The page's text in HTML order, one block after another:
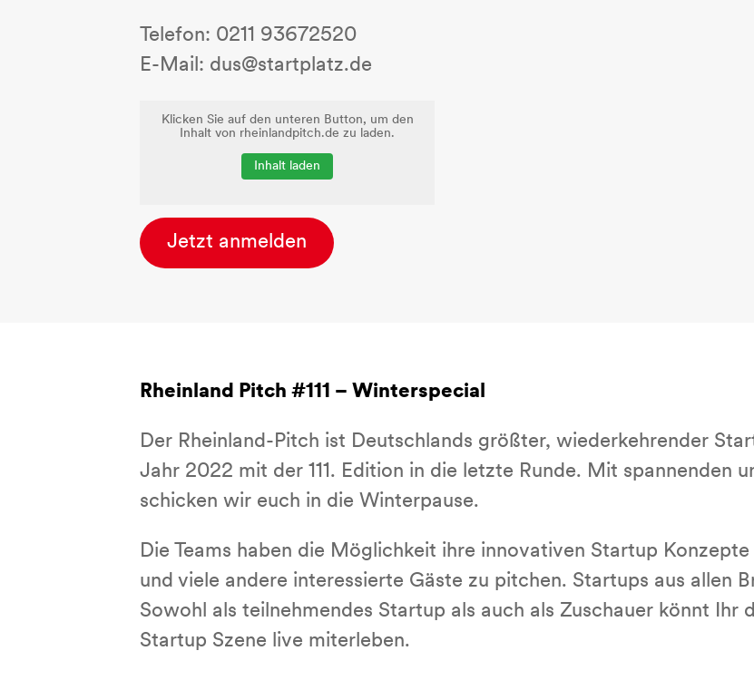
Telefon: 0211 93672520
E-Mail: dus@startplatz.de
Klicken Sie auf den unteren Button, um den
Inhalt von rheinlandpitch.de zu laden.
Inhalt laden
Jetzt anmelden
Rheinland Pitch #111 – Winterspecial
Der Rheinland-Pitch ist Deutschlands größter, wiederkehrender
Jahr 2022 mit der 111. Edition in die letzte Runde. Mit spannenden
schicken wir euch in die Winterpause.
Die Teams haben die Möglichkeit ihre innovativen Startup
und viele andere interessierte Gäste zu pitchen. Startups aus allen
Sowohl als teilnehmendes Startup als auch als Zuschauer könnt Ihr
Startup Szene live miterleben.